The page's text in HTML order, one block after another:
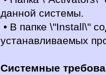
данной системы.
• В папке \"Install\"
устанавливаемых
Системные